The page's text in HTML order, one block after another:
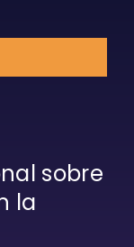
sobre
la